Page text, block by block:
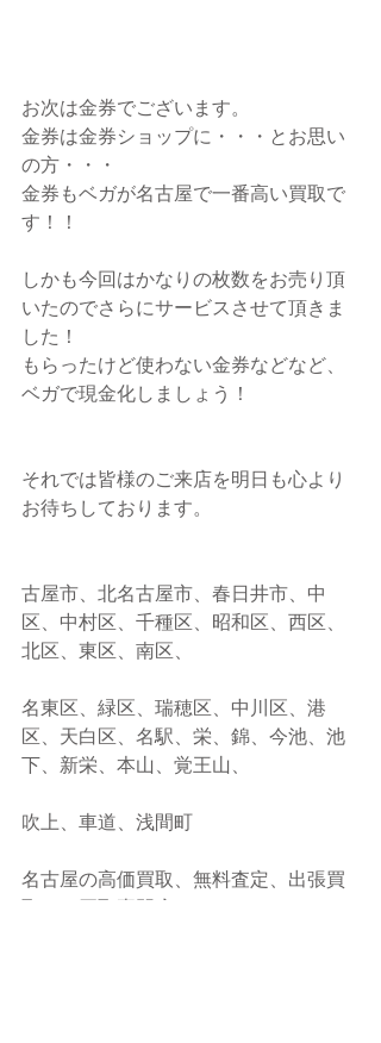
お次は金券でございます。
金券は金券ショップに・・・とお思い
の方・・・
金券もベガが名古屋で一番高い買取で
す！！
しかも今回はかなりの枚数をお売り頂
いたのでさらにサービスさせて頂きま
した！
もらったけど使わない金券などなど、
ベガで現金化しましょう！
それでは皆様のご来店を明日も心より
お待ちしております。
古屋市、北名古屋市、春日井市、中
区、中村区、千種区、昭和区、西区、
北区、東区、南区、
名東区、緑区、瑞穂区、中川区、港
区、天白区、名駅、栄、錦、今池、池
下、新栄、本山、覚王山、
吹上、車道、浅間町
名古屋の高価買取、無料査定、出張買